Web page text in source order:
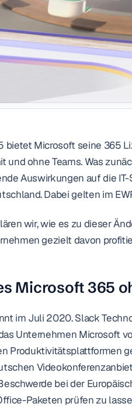
Microsoft seine 365
und ohne Teams. Was
Auswirkungen auf die
Dabei gelten im
wir, wie es zu dieser
gezielt davon
Microsoft 365
im Juli 2020. Slack
Unternehmen Microsoft
Produktivitätsplattformen
bei der
Paketen prüfen zu